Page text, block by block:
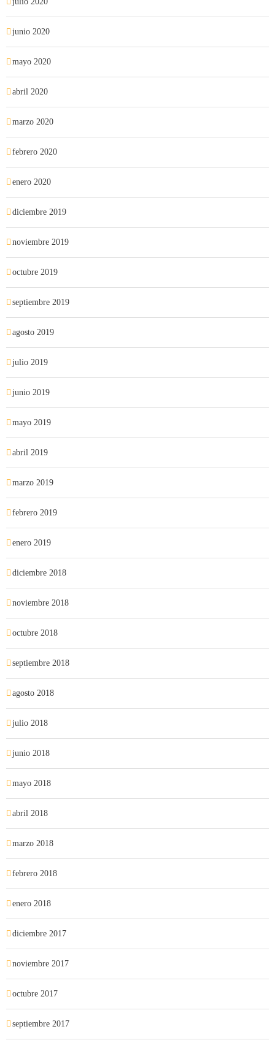
junio 2020
mayo 2020
abril 2020
marzo 2020
febrero 2020
enero 2020
diciembre 2019
noviembre 2019
octubre 2019
septiembre 2019
agosto 2019
julio 2019
junio 2019
mayo 2019
abril 2019
marzo 2019
febrero 2019
enero 2019
diciembre 2018
noviembre 2018
octubre 2018
septiembre 2018
agosto 2018
julio 2018
junio 2018
mayo 2018
abril 2018
marzo 2018
febrero 2018
enero 2018
diciembre 2017
noviembre 2017
octubre 2017
septiembre 2017